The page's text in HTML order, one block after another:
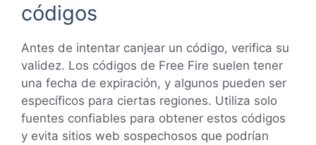
códigos
Antes de intentar canjear un código, verifica su
validez. Los códigos de Free Fire suelen tener
una fecha de expiración, y algunos pueden ser
específicos para ciertas regiones. Utiliza solo
fuentes confiables para obtener estos códigos
y evita sitios web sospechosos que podrían